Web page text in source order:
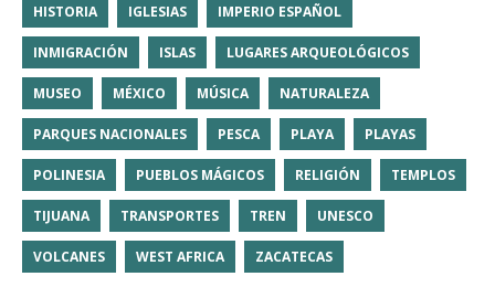
HISTORIA IGLESIAS IMPERIO ESPAÑOL
INMIGRACIÓN ISLAS LUGARES ARQUEOLÓGICOS
MUSEO MÉXICO MÚSICA NATURALEZA
PARQUES NACIONALES PESCA PLAYA PLAYAS
POLINESIA PUEBLOS MÁGICOS RELIGIÓN TEMPLOS
TIJUANA TRANSPORTES TREN UNESCO
VOLCANES WEST AFRICA ZACATECAS